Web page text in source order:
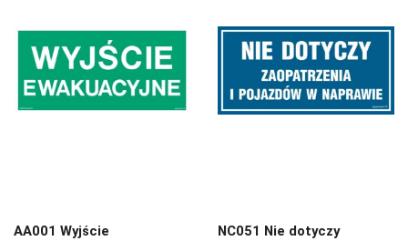
95,49 zł
AA001 Wyjście
NC051 Nie dotyczy